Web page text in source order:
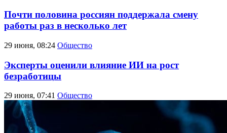
Почти половина россиян поддержала смену
работы раз в несколько лет
29 июня, 08:24 Общество
Эксперты оценили влияние ИИ на рост
безработицы
29 июня, 07:41 Общество